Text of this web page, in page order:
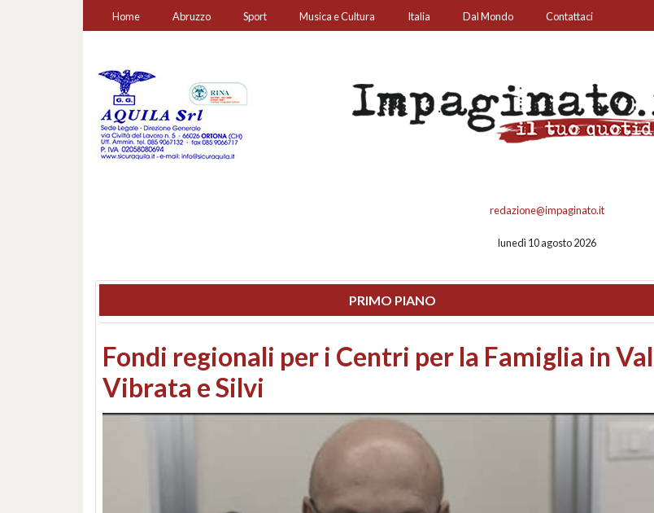
Home Abruzzo Sport Musica e Cultura Italia Dal Mondo Contattaci
redazione@impaginato.it
lunedì 10 agosto 2026
PRIMO PIANO
Montesilvano, sequestrato un chiosco sul
lungomare: contestati abusi edilizi e occupazione
abusiva